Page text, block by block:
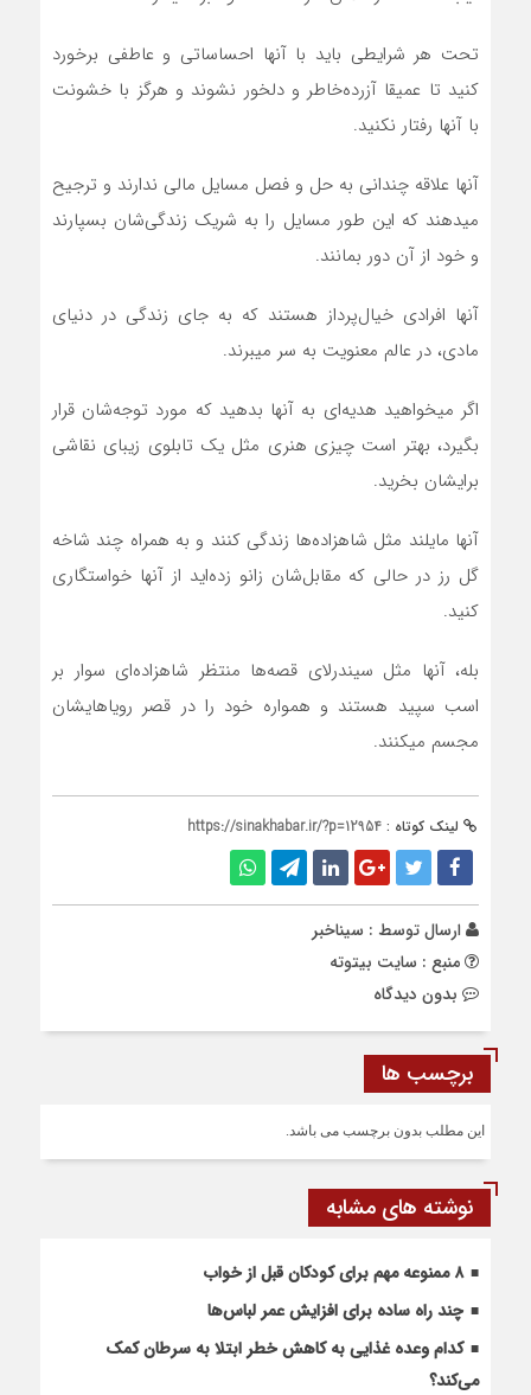
تحت هر شرايطي بايد با آنها احساساتي و عاطفي برخورد
کنيد تا عميقا آزرده‌خاطر و دلخور نشوند و هرگز با خشونت
با آنها رفتار نکنيد.
آنها علاقه چندانی به حل و فصل مسايل مالي ندارند و ترجيح
ميدهند که اين طور مسايل را به شريک زندگي‌شان بسپارند
و خود از آن دور بمانند.
آنها افرادي خيال‌پرداز هستند که به جاي زندگي در دنياي
مادي، در عالم معنويت به سر ميبرند.
اگر میخواهيد هديه‌اي به آنها بدهيد که مورد توجه‌شان قرار
بگيرد، بهتر است چيزي هنري مثل يک تابلوي زيباي نقاشي
برايشان بخريد.
آنها مايلند مثل شاهزاده‌ها زندگي کنند و به همراه چند شاخه
گل رز در حالي که مقابل‌شان زانو زده‌ايد از آنها خواستگاري
کنيد.
بله، آنها مثل سيندرلاي قصه‌ها منتظر شاهزاده‌اي سوار بر
اسب سپيد هستند و همواره خود را در قصر روياهايشان
مجسم ميکنند.
لینک کوتاه : https://sinakhabar.ir/?p=12954
ارسال توسط : سیناخبر
منبع : سایت بیتوته
بدون دیدگاه
برچسب ها
این مطلب بدون برچسب می باشد.
نوشته های مشابه
۸ ممنوعه مهم برای کودکان قبل از خواب
چند راه ساده برای افزایش عمر لباس‌ها
کدام وعده غذایی به کاهش خطر ابتلا به سرطان کمک
می‌کند؟